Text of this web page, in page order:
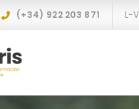
(+34) 922 203 871